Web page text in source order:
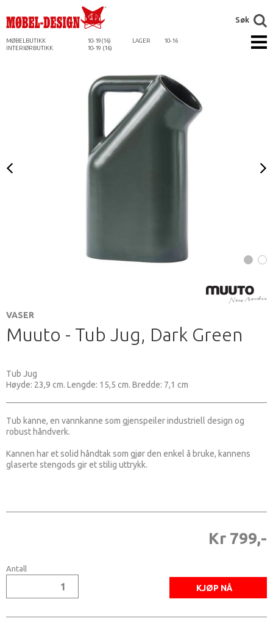
MØBELBUTIKK 10-19(16) LAGER
10-16
INTERIØRBUTIKK
10-19 (16)
Søk
VASER
Muuto - Tub Jug, Dark Green
Tub Jug
Høyde: 23,9 cm. Lengde: 15,5 cm. Bredde: 7,1 cm
Tub kanne, en vannkanne som gjenspeiler industriell design og
robust håndverk.
Kannen har et solid håndtak som gjør den enkel å bruke, kannens
glaserte stengods gir et stilig uttrykk.
Kr 799,-
Antall